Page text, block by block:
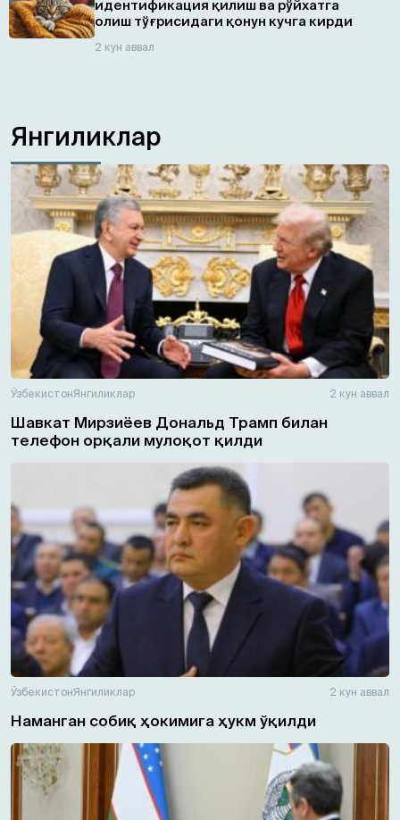
идентификация қилиш ва рўйхатга
олиш тўғрисидаги қонун кучга кирди
2 кун аввал
Янгиликлар
ЎзбекистонЯнгиликлар 2 кун аввал
Шавкат Мирзиёев Дональд Трамп билан
телефон орқали мулоқот қилди
ЎзбекистонЯнгиликлар 2 кун аввал
Наманган собиқ ҳокимига ҳукм ўқилди